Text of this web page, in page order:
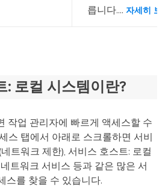
릅니다.... 자세히 보
: 로컬 시스템이란?
작업 관리자에 빠르게 액세스할 수
스 탭에서 아래로 스크롤하면 서비
트워크 제한), 서비스 호스트: 로컬
트워크 서비스 등과 같은 많은 서
스를 찾을 수 있습니다.